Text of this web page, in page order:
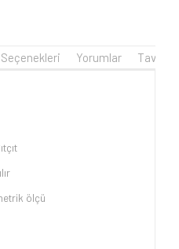
Yorumlar
ölçü